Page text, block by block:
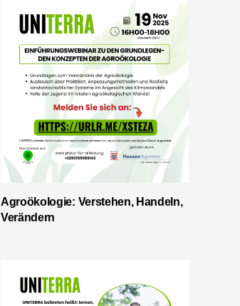
Agroökologie: Verstehen, Handeln,
Verändern